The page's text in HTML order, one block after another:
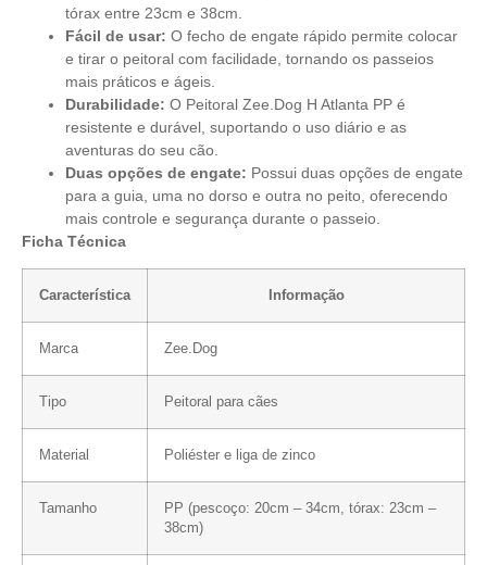
tórax entre 23cm e 38cm.
Fácil de usar: O fecho de engate rápido permite colocar
e tirar o peitoral com facilidade, tornando os passeios
mais práticos e ágeis.
Durabilidade: O Peitoral Zee.Dog H Atlanta PP é
resistente e durável, suportando o uso diário e as
aventuras do seu cão.
Duas opções de engate: Possui duas opções de engate
para a guia, uma no dorso e outra no peito, oferecendo
mais controle e segurança durante o passeio.
Ficha Técnica
Característica Informação
Marca Zee.Dog
Tipo Peitoral para cães
Material Poliéster e liga de zinco
Tamanho
PP (pescoço: 20cm – 34cm, tórax: 23cm –
38cm)